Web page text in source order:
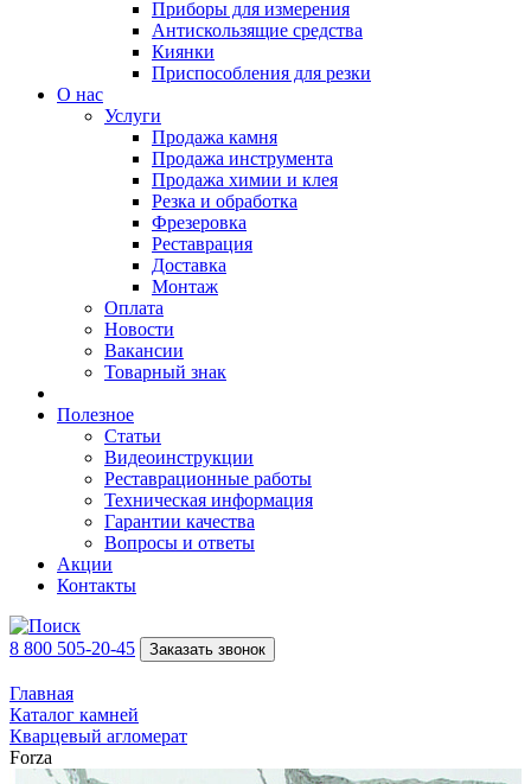
Приборы для измерения
Антискользящие средства
Киянки
Приспособления для резки
О нас
Услуги
Продажа камня
Продажа инструмента
Продажа химии и клея
Резка и обработка
Фрезеровка
Реставрация
Доставка
Монтаж
Оплата
Новости
Вакансии
Товарный знак
Полезное
Статьи
Видеоинструкции
Реставрационные работы
Техническая информация
Гарантии качества
Вопросы и ответы
Акции
Контакты
8 800 505-20-45 Заказать звонок
Главная
Каталог камней
Кварцевый агломерат
Forza